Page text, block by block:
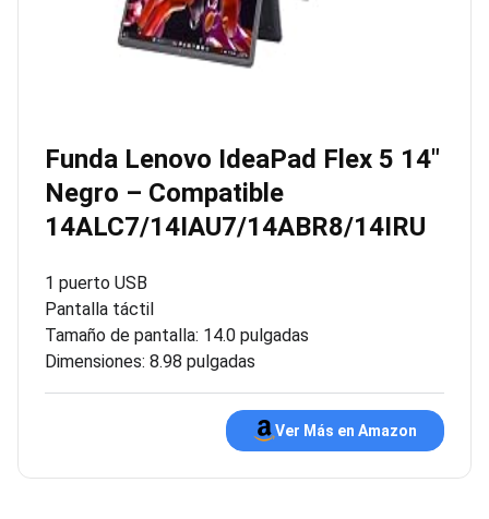
Funda Lenovo IdeaPad Flex 5 14″
Negro – Compatible
14ALC7/14IAU7/14ABR8/14IRU
1 puerto USB
Pantalla táctil
Tamaño de pantalla: 14.0 pulgadas
Dimensiones: 8.98 pulgadas
Ver Más en Amazon